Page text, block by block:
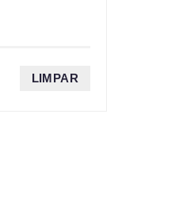
LIMPAR